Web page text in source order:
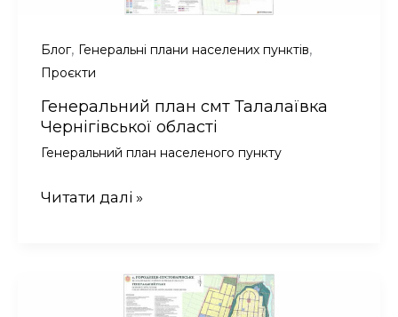
Блог, Генеральні плани населених пунктів,
Проєкти
Генеральний план смт Талалаївка
Чернігівської області
Генеральний план населеного пункту
Генеральний
Чернігівської
Читати далі »